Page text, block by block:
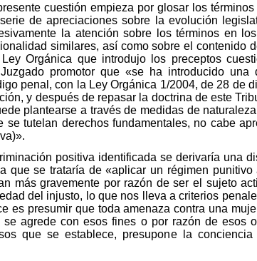
cuestión empieza por glosar los
de apreciaciones sobre la evolución
la atención sobre los términos en
similares, así como sobre el contenido
Orgánica que introdujo los preceptos
promotor que «se ha introducido una
penal, con la Ley Orgánica 1/2004, de 28 de
y después de repasar la doctrina de este
plantearse a través de medidas de
tutelan derechos fundamentales, no cabe
positiva identificada se derivaría una
que se trataría de «aplicar un régimen
más gravemente por razón de ser el sujeto
del injusto, lo que nos lleva a criterios
es presumir que toda amenaza contra una
agrede con esos fines o por razón de esos
que se establece, presupone la